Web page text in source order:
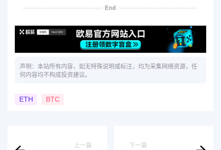
声明：本站所有内容，如无特殊说明或标注，均为采集网络资源，任
何内容均不构成投资建议。
ETH BTC
上一篇 下一篇